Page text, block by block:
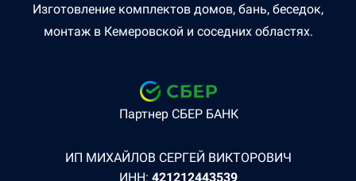
Изготовление комплектов домов, бань, беседок,
монтаж в Кемеровской и соседних областях.
Партнер СБЕР БАНК
ИП МИХАЙЛОВ СЕРГЕЙ ВИКТОРОВИЧ
ИНН: 421212443539